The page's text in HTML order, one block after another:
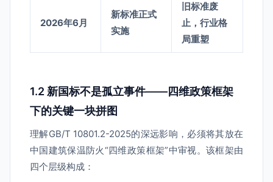
2026年6月
新标准正式
实施
旧标准废
止，行业格
局重塑
1.2 新国标不是孤立事件——四维政策框架
下的关键一块拼图
理解GB/T 10801.2-2025的深远影响，必须将其放在
中国建筑保温防火“四维政策框架”中审视。该框架由
四个层级构成：